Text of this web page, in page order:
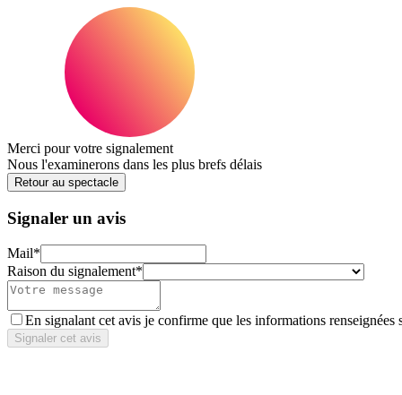
Merci pour votre signalement
Nous l'examinerons dans les plus brefs délais
Retour au spectacle
Signaler un avis
Mail*
Raison du signalement*
En signalant cet avis je confirme que les informations renseignées
Signaler cet avis